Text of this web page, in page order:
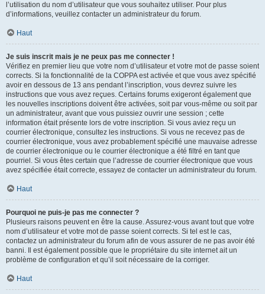
l’utilisation du nom d’utilisateur que vous souhaitez utiliser. Pour plus
d’informations, veuillez contacter un administrateur du forum.
Haut
Je suis inscrit mais je ne peux pas me connecter !
Vérifiez en premier lieu que votre nom d’utilisateur et votre mot de passe soient
corrects. Si la fonctionnalité de la COPPA est activée et que vous avez spécifié
avoir en dessous de 13 ans pendant l’inscription, vous devrez suivre les
instructions que vous avez reçues. Certains forums exigeront également que
les nouvelles inscriptions doivent être activées, soit par vous-même ou soit par
un administrateur, avant que vous puissiez ouvrir une session ; cette
information était présente lors de votre inscription. Si vous aviez reçu un
courrier électronique, consultez les instructions. Si vous ne recevez pas de
courrier électronique, vous avez probablement spécifié une mauvaise adresse
de courrier électronique ou le courrier électronique a été filtré en tant que
pourriel. Si vous êtes certain que l’adresse de courrier électronique que vous
avez spécifiée était correcte, essayez de contacter un administrateur du forum.
Haut
Pourquoi ne puis-je pas me connecter ?
Plusieurs raisons peuvent en être la cause. Assurez-vous avant tout que votre
nom d’utilisateur et votre mot de passe soient corrects. Si tel est le cas,
contactez un administrateur du forum afin de vous assurer de ne pas avoir été
banni. Il est également possible que le propriétaire du site internet ait un
problème de configuration et qu’il soit nécessaire de la corriger.
Haut